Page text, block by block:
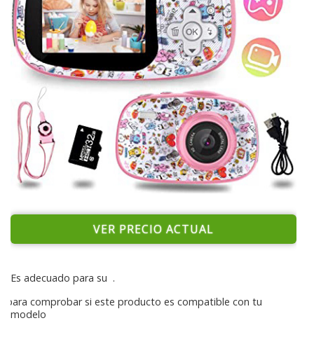
VER PRECIO ACTUAL
Es adecuado para su .
para comprobar si este producto es compatible con tu
modelo